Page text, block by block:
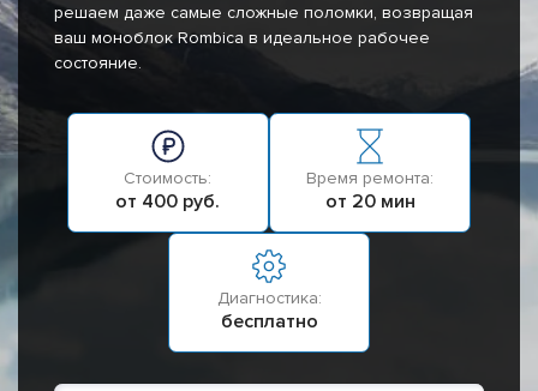
решаем даже самые сложные поломки, возвращая
ваш моноблок Rombica в идеальное рабочее
состояние.
Стоимость:
от 400 руб.
Время ремонта:
от 20 мин
Диагностика:
бесплатно